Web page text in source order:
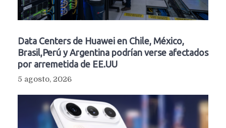
Data Centers de Huawei en Chile, México,
Brasil,Perú y Argentina podrían verse afectados
por arremetida de EE.UU
5 agosto, 2026